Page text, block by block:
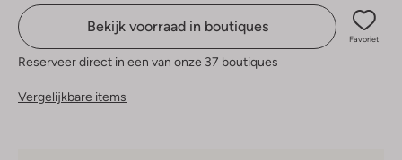
Bekijk voorraad in boutiques
Favoriet
Reserveer direct in een van onze 37 boutiques
Vergelijkbare items